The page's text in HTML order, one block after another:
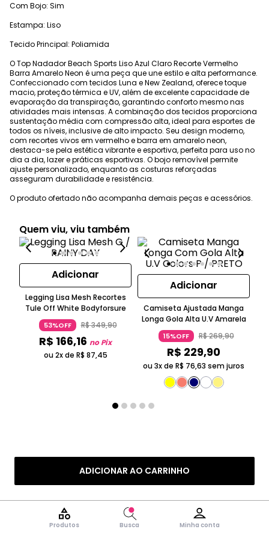
Produtos Busca Minha conta
ADICIONAR AO CARRINHO
Com Bojo: Sim
Estampa: Liso
Tecido Principal: Poliamida
O Top Nadador Beach Sports Liso Azul Claro Recorte Vermelho
Barra Amarelo Neon é uma peça que une estilo e alta performance.
Confeccionado com tecidos Luna e New Zealand, oferece toque
macio, proteção térmica e UV, além de excelente capacidade de
evaporação da transpiração, garantindo conforto mesmo nas
atividades mais intensas. A combinação dos tecidos proporciona
sustentação média com compressão alta, ideal para esportes de
todos os níveis, inclusive de alto impacto. Seu design moderno,
com recortes vivos em vermelho e barra em amarelo neon,
destaca-se pela estética vibrante e esportiva, perfeita para uso no
dia a dia, lazer e práticas esportivas. O bojo removível permite
ajuste personalizado, enquanto as costuras reforçadas
asseguram durabilidade e resistência.
O produto ofertado não acompanha demais peças e acessórios.
Quem viu, viu também
Adicionar
Legging Lisa Mesh Recortes
Tule Off White Bodyforsure
53%OFF R$349,90
R$ 166,16 no Pix
ou 2x de R$ 87,45
Adicionar
Camiseta Ajustada Manga
Longa Gola Alta U.V Amarela
15%OFF R$269,90
R$ 229,90
ou 3x de R$ 76,63 sem juros